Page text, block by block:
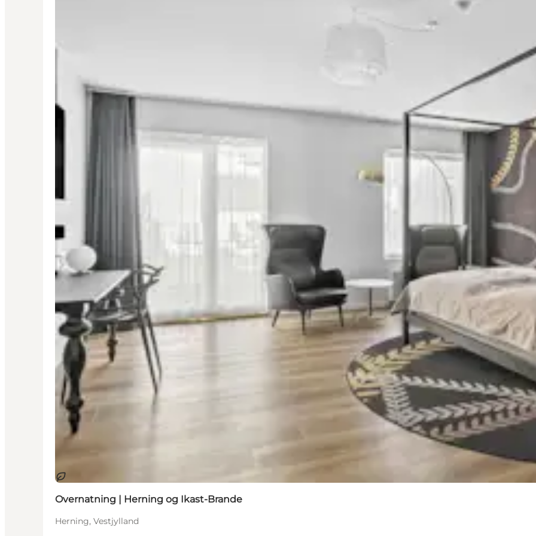
Bæredygtige oplevelser
Overnatning | Herning og Ikast-Brande
Herning, Vestjylland